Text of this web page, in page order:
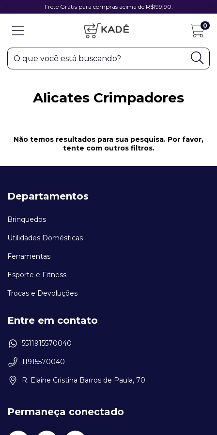
Frete Grátis para compras acima de R$199,90.
0
Alicates Crimpadores
Não temos resultados para sua pesquisa. Por favor,
tente com outros filtros.
Departamentos
Brinquedos
Utilidades Domésticas
Ferramentas
Esporte e Fitness
Trocas e Devoluções
Entre em contato
5511915570040
11915570040
R. Elaine Cristina Barros de Paula, 70
Permaneça conectado